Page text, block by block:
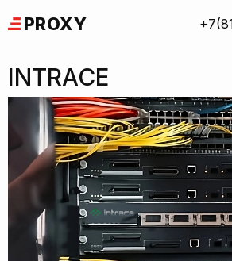
to
PROXY
INTRACE